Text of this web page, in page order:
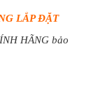
LẮP ĐẶT
HÃNG bảo